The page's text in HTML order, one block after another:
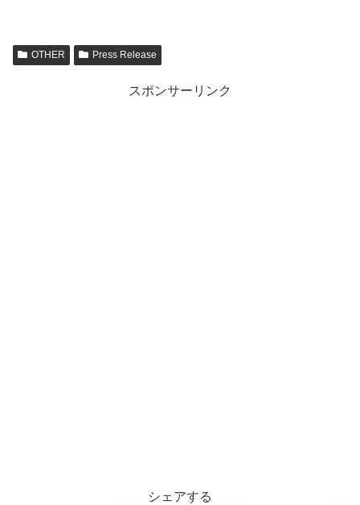
OTHER Press Release
スポンサーリンク
シェアする